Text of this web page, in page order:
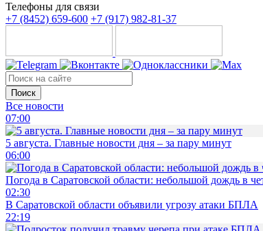
Телефоны для связи
+7 (8452) 659-600 +7 (917) 982-81-37
Поиск
Все новости
07:00
5 августа. Главные новости дня – за пару минут
06:00
Погода в Саратовской области: небольшой дождь в
02:30
В Саратовской области объявили угрозу атаки БПЛА
22:19